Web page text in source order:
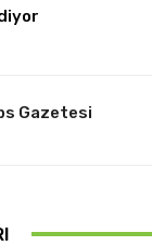
Gazetesi